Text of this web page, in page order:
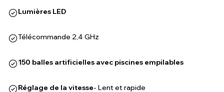
Lumières LED
Télécommande 2,4 GHz
150 balles artificielles avec piscines empilables
Réglage de la vitesse- Lent et rapide